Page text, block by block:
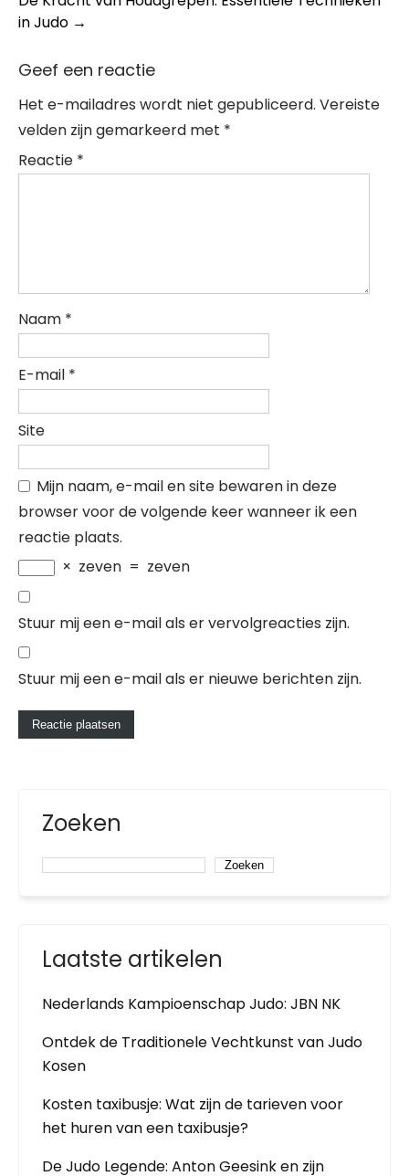
in Judo →
Geef een reactie
Het e-mailadres wordt niet gepubliceerd. Vereiste
velden zijn gemarkeerd met *
Reactie *
Naam *
E-mail *
Site
Mijn naam, e-mail en site bewaren in deze
browser voor de volgende keer wanneer ik een
reactie plaats.
× zeven = zeven
Stuur mij een e-mail als er vervolgreacties zijn.
Stuur mij een e-mail als er nieuwe berichten zijn.
Zoeken
Zoeken
Laatste artikelen
Nederlands Kampioenschap Judo: JBN NK
Ontdek de Traditionele Vechtkunst van Judo
Kosen
Kosten taxibusje: Wat zijn de tarieven voor
het huren van een taxibusje?
De Judo Legende: Anton Geesink en zijn